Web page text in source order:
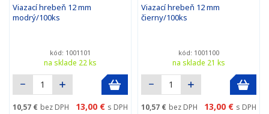
Viazací hrebeň 12 mm
modrý/100ks
kód: 1001101
na sklade 22 ks
10,57 € bez DPH 13,00 € s DPH
Viazací hrebeň 12 mm
čierny/100ks
kód: 1001100
na sklade 21 ks
10,57 € bez DPH 13,00 € s DPH